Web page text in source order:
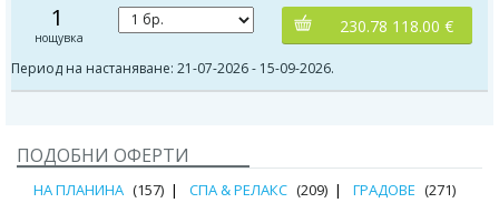
1
нощувка
230.78 118.00 €
Период на настаняване: 21-07-2026 - 15-09-2026.
ПОДОБНИ ОФЕРТИ
НА ПЛАНИНА (157) СПА & РЕЛАКС (209) ГРАДОВЕ (271)